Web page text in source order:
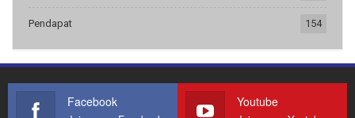
Pendapat 154
Facebook Youtube